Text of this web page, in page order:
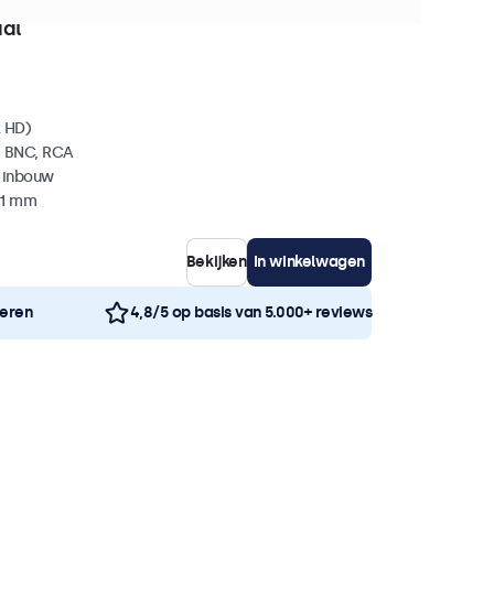
RCA
mm
Bekijken In winkelwagen
4,8/5 op basis van 5.000+ reviews